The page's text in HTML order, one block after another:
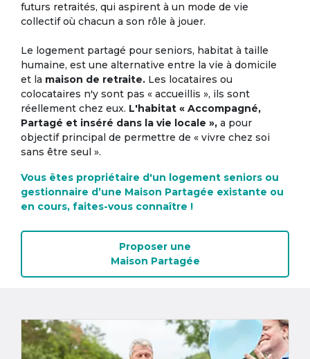
futurs retraités, qui aspirent à un mode de vie
collectif où chacun a son rôle à jouer.
Le logement partagé pour seniors, habitat à taille
humaine, est une alternative entre la vie à domicile
et la maison de retraite. Les locataires ou
colocataires n'y sont pas « accueillis », ils sont
réellement chez eux. L'habitat « Accompagné,
Partagé et inséré dans la vie locale », a pour
objectif principal de permettre de « vivre chez soi
sans être seul ».
Vous êtes propriétaire d'un logement seniors ou
gestionnaire d’une Maison Partagée existante ou
en cours, faites-vous connaître !
Proposer une
Maison Partagée